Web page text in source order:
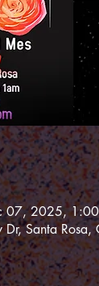
07, 2025,
Santa